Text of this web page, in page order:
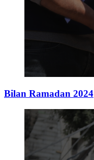
Bilan Ramadan 2024